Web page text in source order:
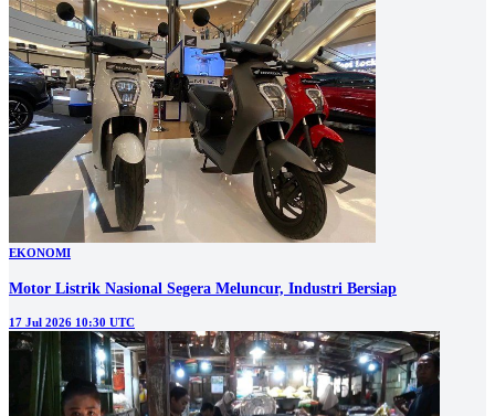
EKONOMI
Motor Listrik Nasional Segera Meluncur, Industri Bersiap
17 Jul 2026 10:30 UTC